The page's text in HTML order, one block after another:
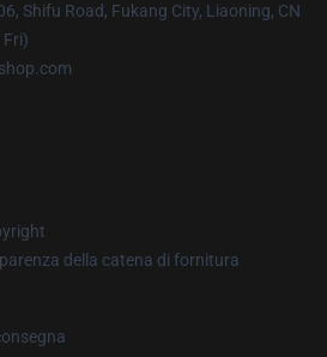
Shifu Road, Fukang City, Liaoning, CN
della catena di fornitura